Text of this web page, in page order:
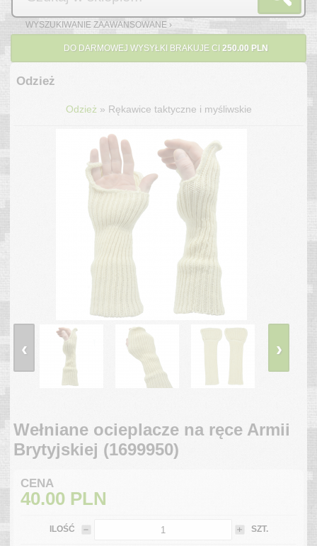
WYSZUKIWANIE ZAAWANSOWANE ›
DO DARMOWEJ WYSYŁKI BRAKUJE CI 250.00 PLN
Odzież
Odzież » Rękawice taktyczne i myśliwskie
›
‹
Wełniane ocieplacze na ręce Armii
Brytyjskiej (1699950)
CENA
40.00 PLN
ILOŚĆ SZT.